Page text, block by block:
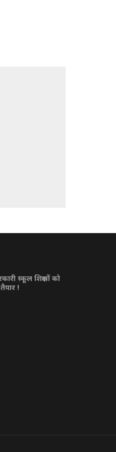
स्कूल शिक्षकों को
!